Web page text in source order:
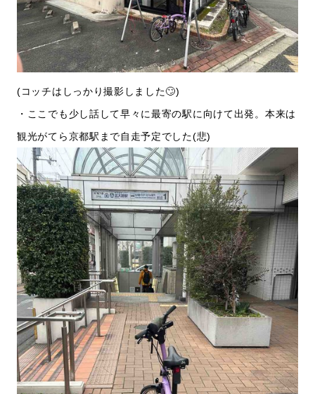
(コッチはしっかり撮影しました🙄)
・ここでも少し話して早々に最寄の駅に向けて出発。本来は
観光がてら京都駅まで自走予定でした(悲)